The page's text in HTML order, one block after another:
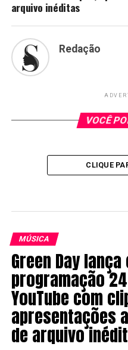
arquivo inéditas
Redação
VOCÊ
CLIQUE
MÚSICA
Green Day
programação
YouTube com
apresentações
de arquivo